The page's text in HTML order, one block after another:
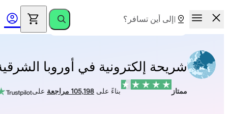
شريحة إلكترونية في أوروبا الشرقية
بناءً على105,198 مراجعة على